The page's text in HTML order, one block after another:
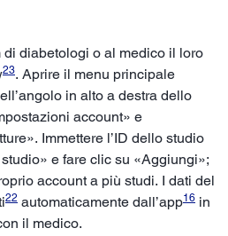
diabetologi o al medico il loro
23. Aprire il menu principale
in alto a destra dello
account» e
Immettere l’ID dello studio
e fare clic su «Aggiungi»;
account a più studi. I dati del
22 automaticamente dall’app16 in
il medico.